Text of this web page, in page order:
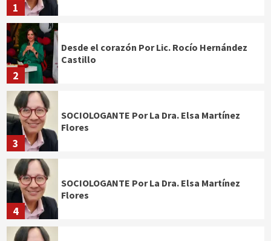
1
2
Desde el corazón Por Lic. Rocío Hernández
Castillo
3
SOCIOLOGANTE Por La Dra. Elsa Martínez
Flores
4
SOCIOLOGANTE Por La Dra. Elsa Martínez
Flores